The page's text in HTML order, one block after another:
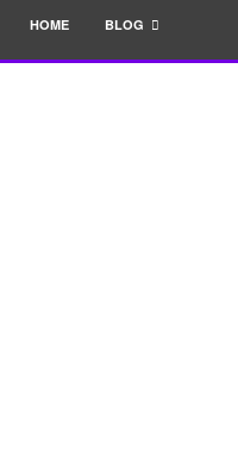
HOME BLOG